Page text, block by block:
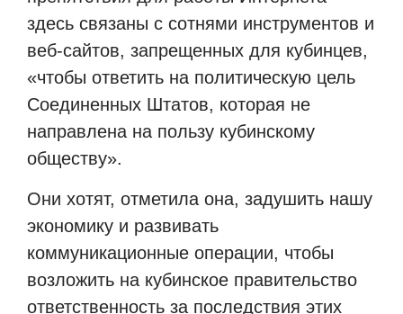
здесь связаны с сотнями инструментов и
веб-сайтов, запрещенных для кубинцев,
«чтобы ответить на политическую цель
Соединенных Штатов, которая не
направлена ​​на пользу кубинскому
обществу».
Они хотят, отметила она, задушить нашу
экономику и развивать
коммуникационные операции, чтобы
возложить на кубинское правительство
ответственность за последствия этих